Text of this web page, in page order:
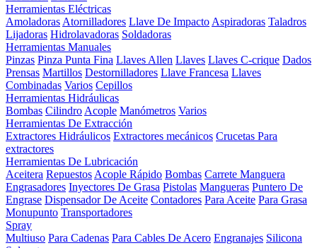
Herramientas Eléctricas
Amoladoras Atornilladores Llave De Impacto Aspiradoras Taladros
Lijadoras Hidrolavadoras Soldadoras
Herramientas Manuales
Pinzas Pinza Punta Fina Llaves Allen Llaves Llaves C-crique Dados
Prensas Martillos Destornilladores Llave Francesa Llaves
Combinadas Varios Cepillos
Herramientas Hidráulicas
Bombas Cilindro Acople Manómetros Varios
Herramientas De Extracción
Extractores Hidráulicos Extractores mecánicos Crucetas Para
extractores
Herramientas De Lubricación
Aceitera Repuestos Acople Rápido Bombas Carrete Manguera
Engrasadores Inyectores De Grasa Pistolas Mangueras Puntero De
Engrase Dispensador De Aceite Contadores Para Aceite Para Grasa
Monupunto Transportadores
Spray
Multiuso Para Cadenas Para Cables De Acero Engranajes Silicona